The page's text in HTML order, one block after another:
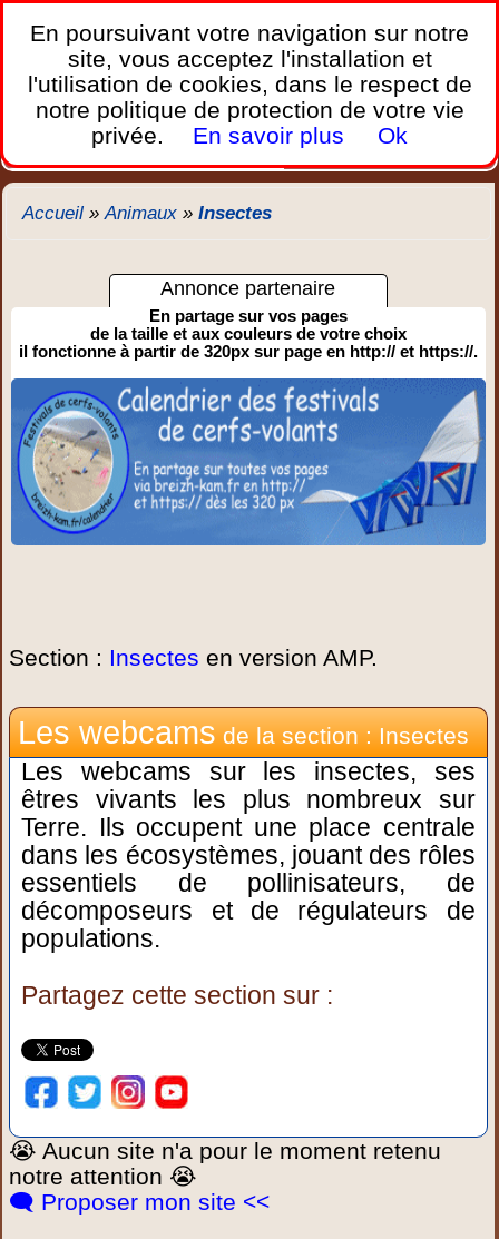
France Webcams,
Les webcams sur mobiles, portables et PC.
Home Bretagne Corse Plages Ports Montagnes
Trafic Chercher New
Accueil »Animaux »Insectes
Annonce partenaire
En partage sur vos pages
de la taille et aux couleurs de votre choix
il fonctionne à partir de 320px sur page en http:// et https://.
Section : Insectes en version AMP.
Les webcamsde la section : Insectes
Les webcams sur les insectes, ses
êtres vivants les plus nombreux sur
Terre. Ils occupent une place centrale
dans les écosystèmes, jouant des rôles
essentiels de pollinisateurs, de
décomposeurs et de régulateurs de
populations.
Partagez cette section sur :
😭 Aucun site n'a pour le moment retenu
notre attention 😭
🗨️ Proposer mon site <<
En poursuivant votre navigation sur notre
site, vous acceptez l'installation et
l'utilisation de cookies, dans le respect de
notre politique de protection de votre vie
privée.
En savoir plus Ok